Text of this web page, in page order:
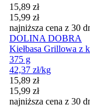
Cena promocyjna
15,89 zł
15,99 zł
najniższa cena z 30
DOLINA DOBRA
Kiełbasa Grillowa z
375 g
42,37 zł/kg
Cena promocyjna
15,89 zł
15,99 zł
najniższa cena z 30